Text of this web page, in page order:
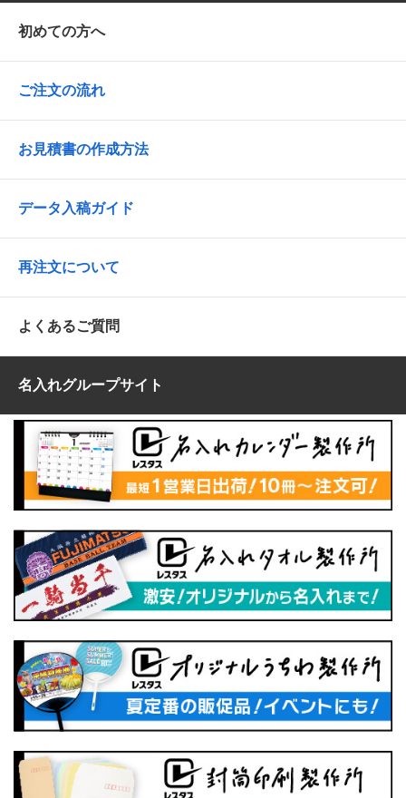
初めての方へ
ご注文の流れ
お見積書の作成方法
データ入稿ガイド
再注文について
よくあるご質問
名入れグループサイト